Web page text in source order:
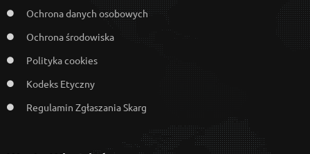
Ochrona danych osobowych
Ochrona środowiska
Polityka cookies
Kodeks Etyczny
Regulamin Zgłaszania Skarg